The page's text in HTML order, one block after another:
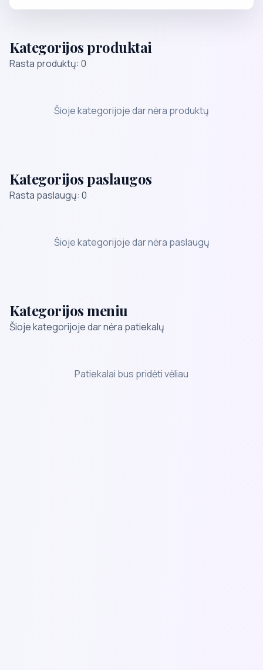
Kategorijos produktai
Rasta produktų: 0
Šioje kategorijoje dar nėra produktų
Kategorijos paslaugos
Rasta paslaugų: 0
Šioje kategorijoje dar nėra paslaugų
Kategorijos meniu
Šioje kategorijoje dar nėra patiekalų
Patiekalai bus pridėti vėliau